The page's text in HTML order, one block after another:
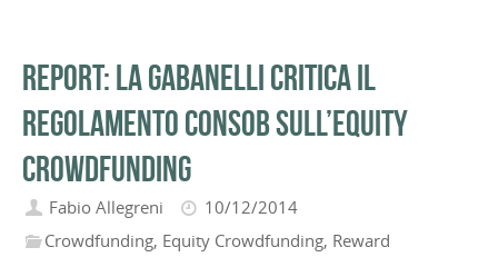
Report: la Gabanelli critica il
regolamento Consob sull’Equity
Crowdfunding
Fabio Allegreni
10/12/2014
Crowdfunding, Equity Crowdfunding, Reward